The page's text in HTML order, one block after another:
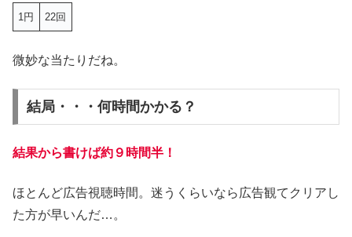
1円 22回
微妙な当たりだね。
結局・・・何時間かかる？
結果から書けば約９時間半！
ほとんど広告視聴時間。迷うくらいなら広告観てクリアし
た方が早いんだ…。